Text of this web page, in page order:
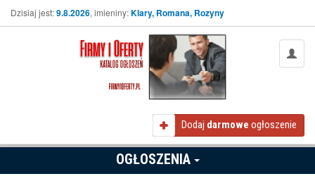
Dzisiaj jest:9.8.2026, imieniny:Klary, Romana, Rozyny
Dodaj darmowe ogłoszenie
OGŁOSZENIA